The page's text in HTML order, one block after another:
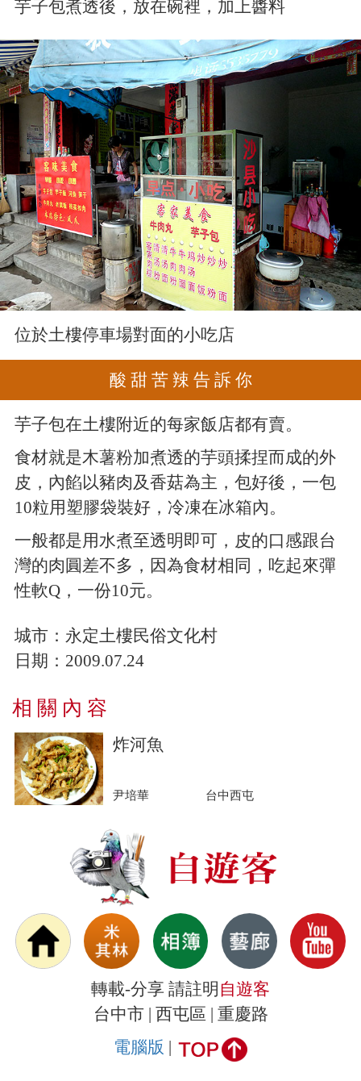
芋子包煮透後，放在碗裡，加上醬料
位於土樓停車場對面的小吃店
酸 甜 苦 辣 告 訴 你
芋子包在土樓附近的每家飯店都有賣。
食材就是木薯粉加煮透的芋頭揉捏而成的外
皮，內餡以豬肉及香菇為主，包好後，一包
10粒用塑膠袋裝好，冷凍在冰箱內。
一般都是用水煮至透明即可，皮的口感跟台
灣的肉圓差不多，因為食材相同，吃起來彈
性軟Q，一份10元。
城市： 永定土樓民俗文化村
日期： 2009.07.24
相 關 內 容
炸河魚
尹培華 台中西屯
轉載-分享 請註明 自遊客
台中市 | 西屯區 | 重慶路
電腦版